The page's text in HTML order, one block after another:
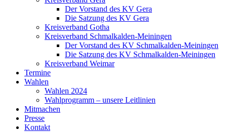
Der Vorstand des KV Gera
Die Satzung des KV Gera
Kreisverband Gotha
Kreisverband Schmalkalden-Meiningen
Der Vorstand des KV Schmalkalden-Meiningen
Die Satzung des KV Schmalkalden-Meiningen
Kreisverband Weimar
Termine
Wahlen
Wahlen 2024
Wahlprogramm – unsere Leitlinien
Mitmachen
Presse
Kontakt